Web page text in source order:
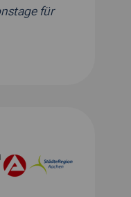
für